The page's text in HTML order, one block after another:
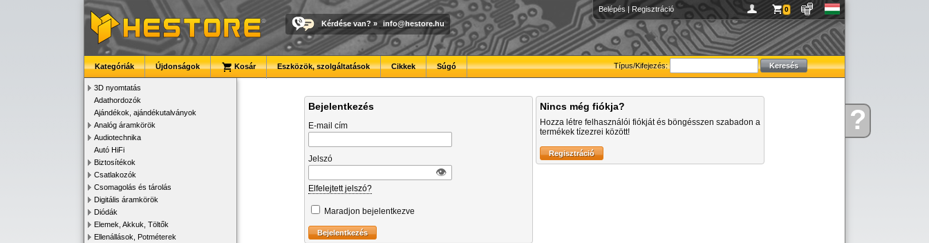
Kérdése?
Belépés | Regisztráció 0
Kérdése van? » info@hestore.hu
Típus/Kifejezés:
Kategóriák Újdonságok Kosár Eszközök, szolgáltatások Cikkek Súgó
3D nyomtatás
Adathordozók
Ajándékok, ajándékutalványok
Analóg áramkörök
Audiotechnika
Autó HiFi
Biztosítékok
Csatlakozók
Csomagolás és tárolás
Digitális áramkörök
Diódák
Elemek, Akkuk, Töltők
Ellenállások, Potméterek
Bejelentkezés
E-mail cím
Jelszó
👁︎
Elfelejtett jelszó?
Maradjon bejelentkezve
Nincs még fiókja?
Hozza létre felhasználói fiókját és böngésszen szabadon a
termékek tízezrei között!